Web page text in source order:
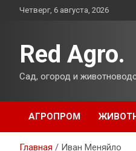
ПерейтиЧетверг, 6 августа, 2026
Red Agro.
Сад, огород и
АГРОПРОМ
Главная Иван Меняйло